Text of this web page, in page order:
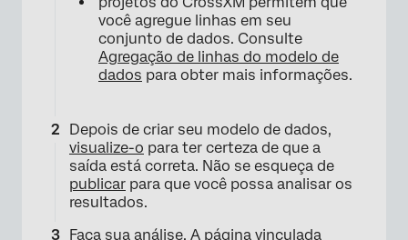
você agregue linhas em seu
conjunto de dados. Consulte
Agregação de linhas do modelo de
dados para obter mais informações.
Depois de criar seu modelo de dados,
visualize-o para ter certeza de que a
saída está correta. Não se esqueça de
publicar para que você possa analisar os
resultados.
Faça sua análise. A página vinculada